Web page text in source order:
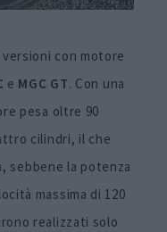
con motore
e MGC GT. Con una
pesa oltre 90
cilindri, il che
sebbene la potenza
massima di 120
realizzati solo